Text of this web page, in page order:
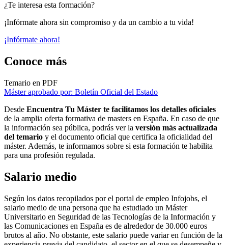
¿Te interesa esta formación?
¡Infórmate ahora sin compromiso y da un cambio a tu vida!
¡Infórmate ahora!
Conoce más
Temario en PDF
Máster aprobado por: Boletín Oficial del Estado
Desde Encuentra Tu Máster te facilitamos los detalles oficiales
de la amplia oferta formativa de masters en España. En caso de que
la información sea pública, podrás ver la versión más actualizada
del temario y el documento oficial que certifica la oficialidad del
máster. Además, te informamos sobre si esta formación te habilita
para una profesión regulada.
Salario medio
Según los datos recopilados por el portal de empleo Infojobs, el
salario medio de una persona que ha estudiado un Máster
Universitario en Seguridad de las Tecnologías de la Información y
las Comunicaciones en España es de alrededor de 30.000 euros
brutos al año. No obstante, este salario puede variar en función de la